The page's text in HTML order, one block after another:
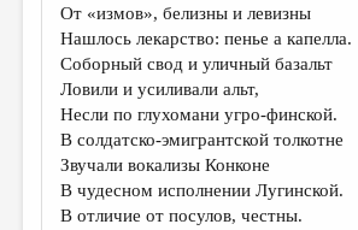
От «измов», белизны и левизны
Нашлось лекарство: пенье а капелла.
Соборный свод и уличный базальт
Ловили и усиливали альт,
Несли по глухомани угро-финской.
В солдатско-эмигрантской толкотне
Звучали вокализы Конконе
В чудесном исполнении Лугинской.
В отличие от посулов, честны.